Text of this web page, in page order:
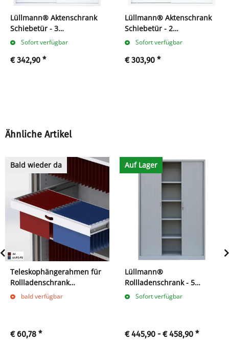
Lüllmann® Aktenschrank
Schiebetür - 3
Ordnerhöhen - B 160 cm -
Sofort verfügbar
€ 342,90 *
Lüllmann® Aktenschrank
Schiebetür - 2
Ordnerhöhen - B 160 cm -
Sofort verfügbar
€ 303,90 *
Ähnliche Artikel
Bald wieder da
Teleskophängerahmen für
Rollladenschrank
555100/555150 grau
bald verfügbar
€ 60,78 *
Auf Lager
Lüllmann®
Rollladenschrank - 5
Ordnerhöhen - B 120 cm
Sofort verfügbar
€ 445,90 -€ 458,90 *